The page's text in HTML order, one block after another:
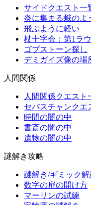
サイドクエスト一
炎に集まる蛾のよ
飛ぶように軽い
杖十字会：第1ラ
ゴブストーン探し
デミガイズ像の場
人間関係
人間関係クエスト
セバスチャンクエ
時間の闇の中
書斎の闇の中
遺物の闇の中
謎解き攻略
謎解き/ギミック
数字の扉の開け方
マーリンの試練